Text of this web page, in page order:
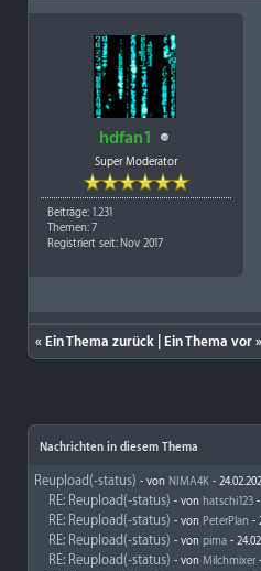
hdfan1
Super Moderator
Beiträge: 1.231
Themen: 7
Registriert seit: Nov 2017
« Ein Thema zurück Ein Thema vor »
Nachrichten in diesem Thema
Reupload(-status) - von NIMA4K -
RE: Reupload(-status) - von hatschi123
RE: Reupload(-status) - von PeterPlan -
RE: Reupload(-status) - von pima -
RE: Reupload(-status) - von Milchmixer-